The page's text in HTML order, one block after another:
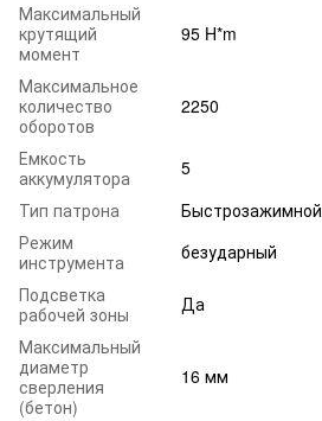
Максимальный
крутящий
момент
95 H*m
Максимальное
количество
оборотов
2250
Емкость
аккумулятора
5
Тип патрона
Быстрозажимной
Режим
инструмента
безударный
Подсветка
рабочей зоны
Да
Максимальный
диаметр
сверления
(бетон)
16 мм